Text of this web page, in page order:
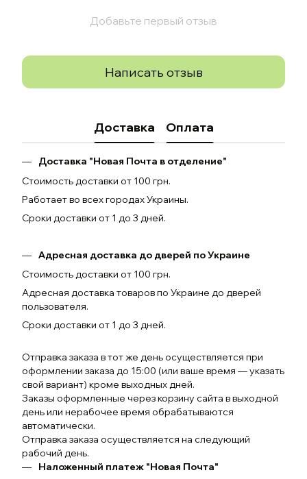
Добавьте первый отзыв
Написать отзыв
Доставка Оплата
Доставка "Новая Почта в отделение"
Стоимость доставки от 100 грн.
Работает во всех городах Украины.
Сроки доставки от 1 до 3 дней.
Адресная доставка до дверей по Украине
Стоимость доставки от 100 грн.
Адресная доставка товаров по Украине до дверей
пользователя.
Сроки доставки от 1 до 3 дней.
Отправка заказа в тот же день осуществляется при
оформлении заказа до 15:00 (или ваше время — указать
свой вариант) кроме выходных дней.
Заказы оформленные через корзину сайта в выходной
день или нерабочее время обрабатываются
автоматически.
Отправка заказа осуществляется на следующий
рабочий день.
Наложенный платеж "Новая Почта"